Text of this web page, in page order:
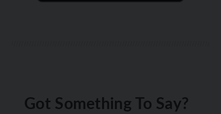
Got Something To Say?